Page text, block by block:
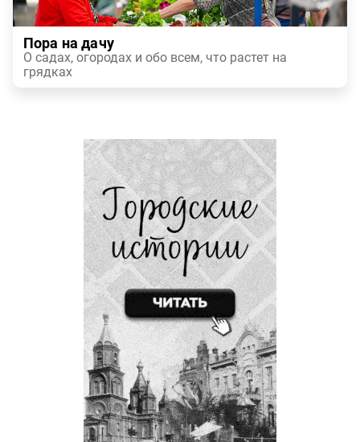
Пора на дачу
О садах, огородах и обо всем, что растет на
грядках